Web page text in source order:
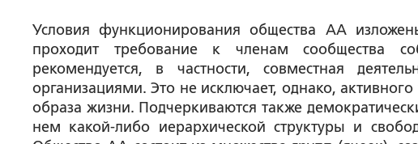
Условия функционирования общества АА
проходит требование к членам сообщества
рекомендуется, в частности, совместная
организациями. Это не исключает, однако,
образа жизни. Подчеркиваются также
нем какой-либо иерархической структуры и